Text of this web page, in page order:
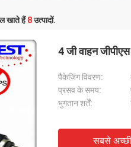
खाते हैं8उत्पादों.
4 जी वाहन
पैकेजिंग विवरण:
प्रसव के समय:
भुगतान शर्तें:
सबसे